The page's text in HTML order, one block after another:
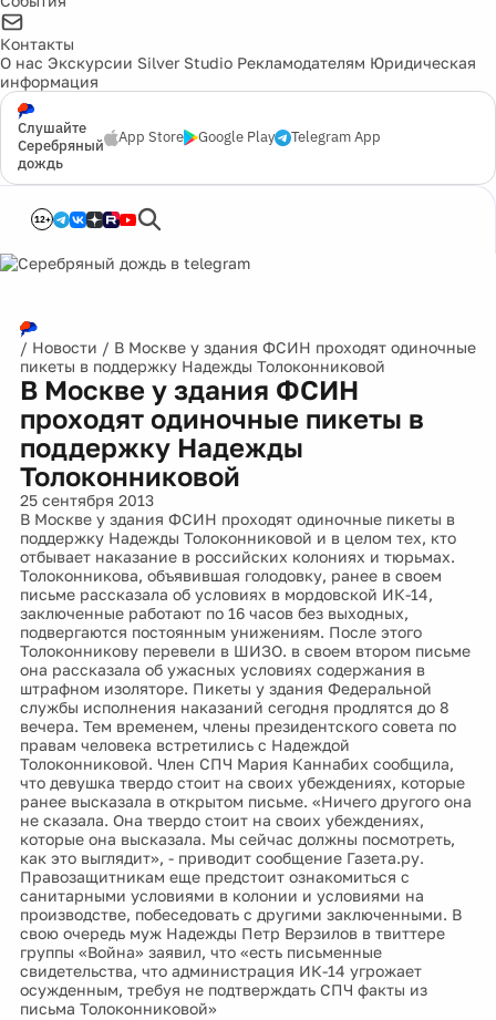
Контакты
О нас Экскурсии Silver Studio Рекламодателям Юридическая
информация
Слушайте
Серебряный
дождь
App Store Google Play Telegram App
12+
/ Новости / В Москве у здания ФСИН проходят одиночные
пикеты в поддержку Надежды Толоконниковой
В Москве у здания ФСИН
проходят одиночные пикеты в
поддержку Надежды
Толоконниковой
25 сентября 2013
В Москве у здания ФСИН проходят одиночные пикеты в
поддержку Надежды Толоконниковой и в целом тех, кто
отбывает наказание в российских колониях и тюрьмах.
Толоконникова, объявившая голодовку, ранее в своем
письме рассказала об условиях в мордовской ИК-14,
заключенные работают по 16 часов без выходных,
подвергаются постоянным унижениям. После этого
Толоконникову перевели в ШИЗО. в своем втором письме
она рассказала об ужасных условиях содержания в
штрафном изоляторе. Пикеты у здания Федеральной
службы исполнения наказаний сегодня продлятся до 8
вечера. Тем временем, члены президентского совета по
правам человека встретились с Надеждой
Толоконниковой. Член СПЧ Мария Каннабих сообщила,
что девушка твердо стоит на своих убеждениях, которые
ранее высказала в открытом письме. «Ничего другого она
не сказала. Она твердо стоит на своих убеждениях,
которые она высказала. Мы сейчас должны посмотреть,
как это выглядит», - приводит сообщение Газета.ру.
Правозащитникам еще предстоит ознакомиться с
санитарными условиями в колонии и условиями на
производстве, побеседовать с другими заключенными. В
свою очередь муж Надежды Петр Верзилов в твиттере
группы «Война» заявил, что «есть письменные
свидетельства, что администрация ИК-14 угрожает
осужденным, требуя не подтверждать СПЧ факты из
письма Толоконниковой»